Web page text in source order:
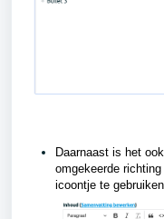
Daarnaast is het
omgekeerde
icoontje te